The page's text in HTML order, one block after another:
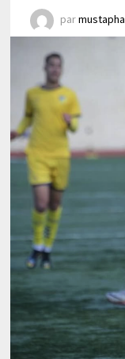
parmustapha